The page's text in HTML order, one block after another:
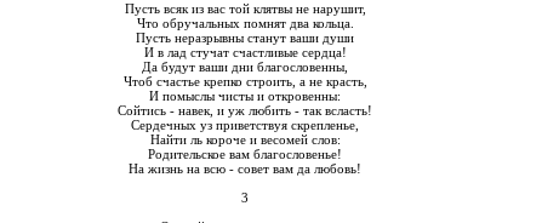
Пусть всяк из вас той клятвы не нарушит,
Что обручальных помнят два кольца.
Пусть неразрывны станут ваши души
И в лад стучат счастливые сердца!
Да будут ваши дни благословенны,
Чтоб счастье крепко строить, а не красть,
И помыслы чисты и откровенны:
Сойтись - навек, и уж любить - так всласть!
Сердечных уз приветствуя скрепленье,
Найти ль короче и весомей слов:
Родительское вам благословенье!
На жизнь на всю - совет вам да любовь!
3